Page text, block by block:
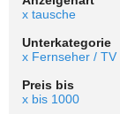
x tausche
Unterkategorie
x Fernseher / TV
Preis bis
x bis 1000